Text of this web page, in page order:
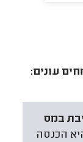
עונים:
במס
הכנסה